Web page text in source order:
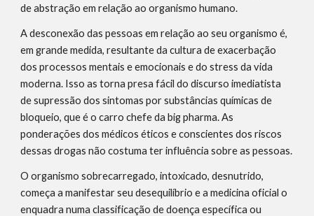
de abstração em relação ao organismo humano.
A desconexão das pessoas em relação ao seu organismo é,
em grande medida, resultante da cultura de exacerbação
dos processos mentais e emocionais e do stress da vida
moderna. Isso as torna presa fácil do discurso imediatista
de supressão dos sintomas por substâncias químicas de
bloqueio, que é o carro chefe da big pharma. As
ponderações dos médicos éticos e conscientes dos riscos
dessas drogas não costuma ter influência sobre as pessoas.
O organismo sobrecarregado, intoxicado, desnutrido,
começa a manifestar seu desequilíbrio e a medicina oficial o
enquadra numa classificação de doença específica ou